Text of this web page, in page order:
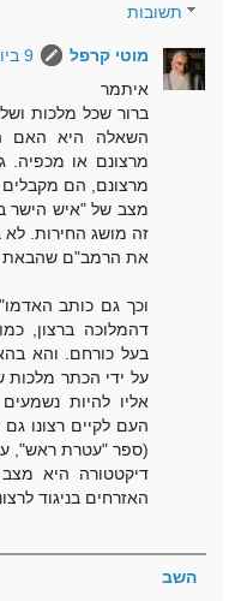
תשובות
מוטי קרפל
9 ביוני 2013 בשעה 9:38
איתמר
ברור שכל מלכות
השאלה היא האם
מרצונם או מכפיה.
מרצונם, הם
מצב של "איש הישר
זה מושג החירות.
את הרמב"ם שהבאת
וכך גם כותב
דהמלוכה ברצון,
בעל כורחם. והא
על ידי הכתר מלכות
אליו להיות
העם לקיים רצונו
(ספר "עטרת ראש",
דיקטטורה היא
האזרחים בניגוד
השב